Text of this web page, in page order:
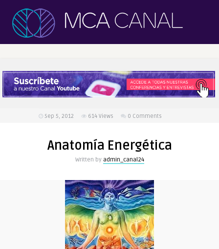
Sep 5, 2012 614 Views 0 Comments
Anatomía Energética
Written by admin_canal24